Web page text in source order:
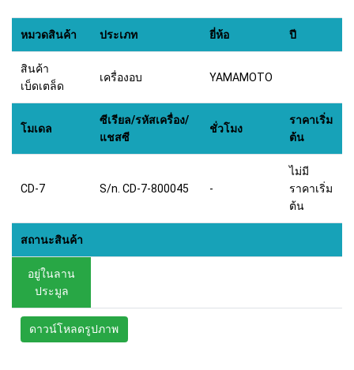
หมวดสินค้า ประเภท ยี่ห้อ ปี
สินค้า
เบ็ดเตล็ด
เครื่องอบ YAMAMOTO
โมเดล
ซีเรียล/รหัสเครื่อง/
แชสซี
ชั่วโมง
ราคาเริ่ม
ต้น
CD-7 S/n. CD-7-800045 -
ไม่มี
ราคาเริ่ม
ต้น
สถานะสินค้า
อยู่ในลาน
ประมูล
ดาวน์โหลดรูปภาพ